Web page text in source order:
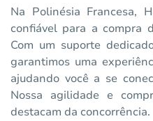
Na Polinésia Francesa,
confiável para a compra
Com um suporte
garantimos uma
ajudando você a se
Nossa agilidade e
destacam da concorrência.